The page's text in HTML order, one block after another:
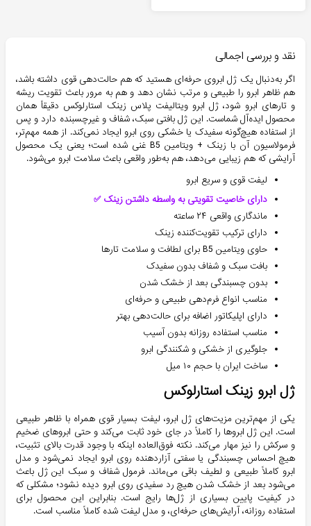
نقد و بررسی اجمالی
اگر به‌دنبال یک ژل ابروی حرفه‌ای هستید که هم حالت‌دهی قوی داشته باشد،
هم ظاهر ابرو را طبیعی و مرتب نشان دهد و هم به مرور باعث تقویت ریشه
و تارهای ابرو شود، ژل ابرو ویتالیفت پلاس زینک استارلوکس دقیقاً همان
محصول ایده‌آل شماست. این ژل بافتی سبک، شفاف و غیرچسبنده دارد و پس
از استفاده هیچ‌گونه سفیدک یا خشکی روی ابرو ایجاد نمی‌کند. از همه مهم‌تر،
فرمولاسیون آن با زینک + ویتامین B5 غنی شده است؛ یعنی یک محصول
آرایشی که هم زیبایی می‌دهد، هم به‌طور واقعی باعث سلامت ابرو می‌شود.
لیفت قوی و سریع ابرو
دارای خاصیت تقویتی به واسطه داشتن زینک ✅
ماندگاری واقعی ۲۴ ساعته
دارای ترکیب تقویت‌کننده زینک
حاوی ویتامین B5 برای لطافت و سلامت تارها
بافت سبک و شفاف بدون سفیدک
بدون چسبندگی بعد از خشک شدن
مناسب انواع فرم‌دهی طبیعی و حرفه‌ای
دارای اپلیکاتور اضافه برای حالت‌دهی بهتر
مناسب استفاده روزانه بدون آسیب
جلوگیری از خشکی و شکنندگی ابرو
ساخت ایران با حجم ۱۰ میل
ژل ابرو زینک استارلوکس
یکی از مهم‌ترین مزیت‌های ژل ابرو، لیفت بسیار قوی همراه با ظاهر طبیعی
است. این ژل ابروها را کاملاً در جای خود ثابت می‌کند و حتی ابروهای ضخیم
و سرکش را نیز مهار می‌کند. نکته فوق‌العاده اینکه با وجود قدرت بالای تثبیت،
هیچ احساس چسبندگی یا سفتی آزاردهنده روی ابرو ایجاد نمی‌شود و مدل
ابرو کاملاً طبیعی و لطیف باقی می‌ماند. فرمول شفاف و سبک این ژل باعث
می‌شود بعد از خشک شدن هیچ رد سفیدی روی ابرو دیده نشود؛ مشکلی که
در کیفیت پایین بسیاری از ژل‌ها رایج است. بنابراین این محصول برای
استفاده روزانه، آرایش‌های حرفه‌ای، و مدل لیفت شده کاملاً مناسب است.